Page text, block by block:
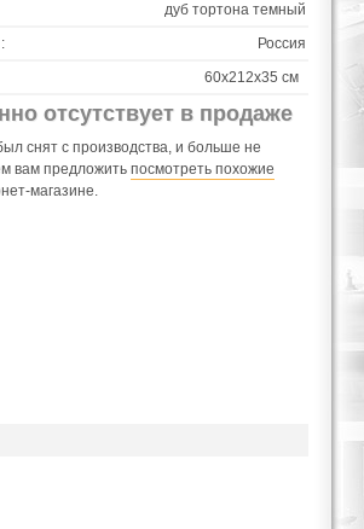
дуб тортона темный
Россия
60х212х35 см
отсутствует в продаже
снят с производства, и больше не
вам предложить посмотреть похожие
магазине.